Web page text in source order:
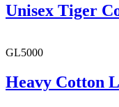
Unisex Tiger
GL5000
Heavy Cotton